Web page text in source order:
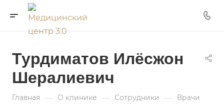
Турдиматов Илëсжон
Шералиевич
Главная — О клинике — Сотрудники — Врачи